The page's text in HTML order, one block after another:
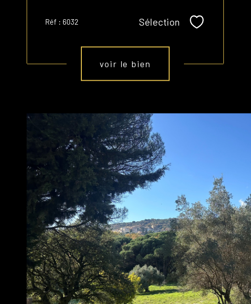
Réf : 6032 Sélection Sélectionner
voir le bien